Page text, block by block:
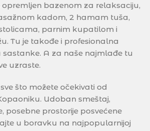
opremljen bazenom za relaksaciju,
kadom, 2 hamam tuša,
parnim kupatilom i
Tu je takođe i profesionalna
sastanke. A za naše najmlađe tu
uzraste.
što možete očekivati od
Udoban smeštaj,
posebne prostorije posvećene
u boravku na najpopularnijoj